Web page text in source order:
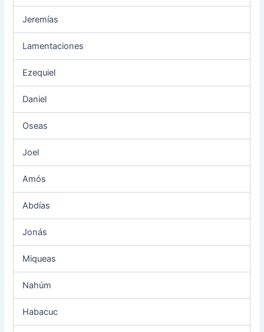
Jeremías
Lamentaciones
Ezequiel
Daniel
Oseas
Joel
Amós
Abdías
Jonás
Miqueas
Nahúm
Habacuc